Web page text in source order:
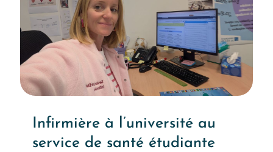
Infirmière à l’université au
service de santé étudiante